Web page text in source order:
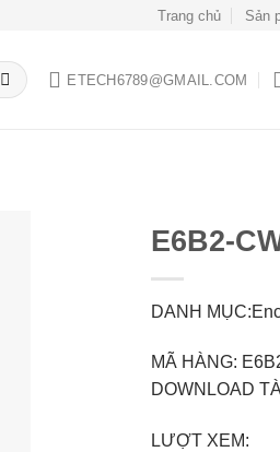
Trang chủ Sản
ETECH6789@GMAIL.COM
E6B2-
DANH
MÃ HÀNG:
DOWNLOAD
LƯỢT XEM: